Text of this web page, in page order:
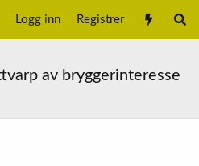
Logg inn Registrer
av bryggerinteresse